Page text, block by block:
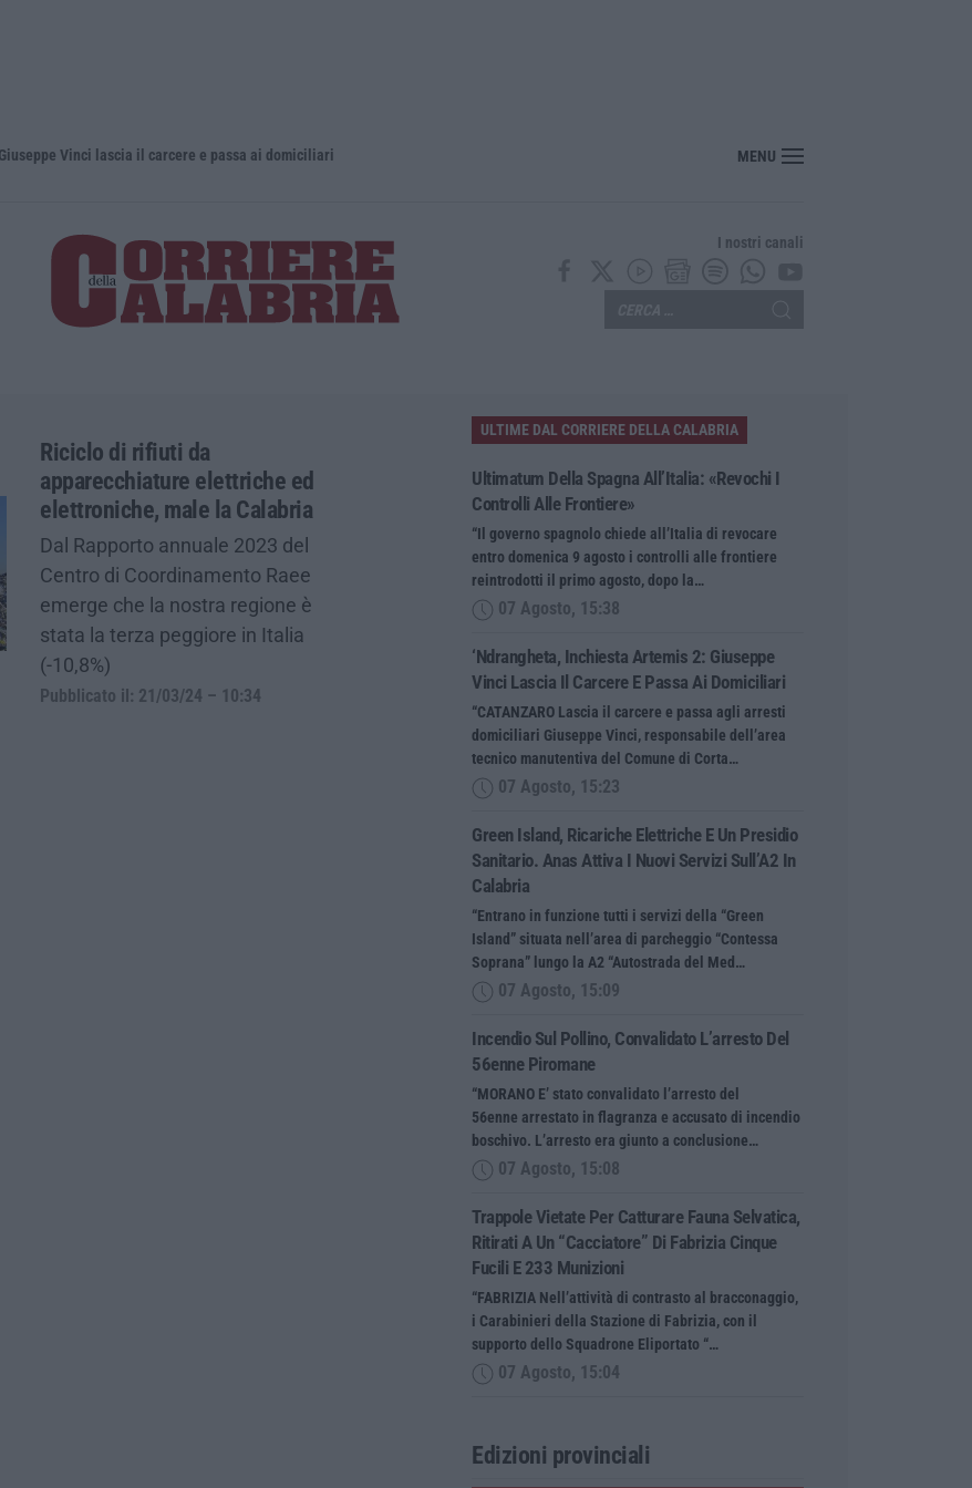
Vinci lascia il carcere e passa ai domiciliari MENU
I nostri canali
Riciclo di rifiuti da
apparecchiature elettriche ed
elettroniche, male la Calabria
Dal Rapporto annuale 2023 del
Centro di Coordinamento Raee
emerge che la nostra regione è
stata la terza peggiore in Italia
(-10,8%)
Pubblicato il: 21/03/24 – 10:34
ULTIME DAL CORRIERE DELLA CALABRIA
Ultimatum Della Spagna All’Italia: «Revochi I
Controlli Alle Frontiere»
“Il governo spagnolo chiede all’Italia di revocare
entro domenica 9 agosto i controlli alle frontiere
reintrodotti il primo agosto, dopo la…
07 Agosto, 15:38
‘Ndrangheta, Inchiesta Artemis 2: Giuseppe
Vinci Lascia Il Carcere E Passa Ai Domiciliari
“CATANZARO Lascia il carcere e passa agli arresti
domiciliari Giuseppe Vinci, responsabile dell’area
tecnico manutentiva del Comune di Corta…
07 Agosto, 15:23
Green Island, Ricariche Elettriche E Un Presidio
Sanitario. Anas Attiva I Nuovi Servizi Sull’A2 In
Calabria
“Entrano in funzione tutti i servizi della “Green
Island” situata nell’area di parcheggio “Contessa
Soprana” lungo la A2 “Autostrada del Med…
07 Agosto, 15:09
Incendio Sul Pollino, Convalidato L’arresto Del
56enne Piromane
“MORANO E’ stato convalidato l’arresto del
56enne arrestato in flagranza e accusato di incendio
boschivo. L’arresto era giunto a conclusione…
07 Agosto, 15:08
Trappole Vietate Per Catturare Fauna Selvatica,
Ritirati A Un “cacciatore” Di Fabrizia Cinque
Fucili E 233 Munizioni
“FABRIZIA Nell’attività di contrasto al bracconaggio,
i Carabinieri della Stazione di Fabrizia, con il
supporto dello Squadrone Eliportato “…
07 Agosto, 15:04
Edizioni provinciali